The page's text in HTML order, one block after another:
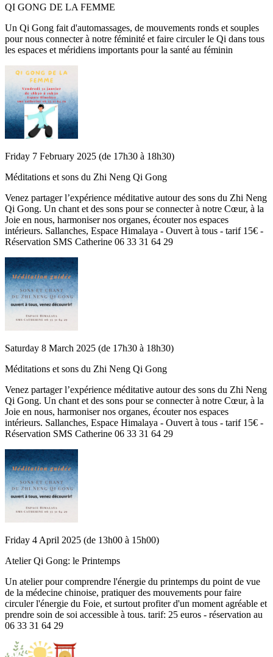
QI GONG DE LA FEMME
Un Qi Gong fait d'automassages, de mouvements ronds et souples
pour nous connecter à notre féminité et faire circuler le Qi dans tous
les espaces et méridiens importants pour la santé au féminin
Friday 7 February 2025 (de 17h30 à 18h30)
Méditations et sons du Zhi Neng Qi Gong
Venez partager l’expérience méditative autour des sons du Zhi Neng
Qi Gong. Un chant et des sons pour se connecter à notre Cœur, à la
Joie en nous, harmoniser nos organes, écouter nos espaces
intérieurs. Sallanches, Espace Himalaya - Ouvert à tous - tarif 15€ -
Réservation SMS Catherine 06 33 31 64 29
Saturday 8 March 2025 (de 17h30 à 18h30)
Méditations et sons du Zhi Neng Qi Gong
Venez partager l’expérience méditative autour des sons du Zhi Neng
Qi Gong. Un chant et des sons pour se connecter à notre Cœur, à la
Joie en nous, harmoniser nos organes, écouter nos espaces
intérieurs. Sallanches, Espace Himalaya - Ouvert à tous - tarif 15€ -
Réservation SMS Catherine 06 33 31 64 29
Friday 4 April 2025 (de 13h00 à 15h00)
Atelier Qi Gong: le Printemps
Un atelier pour comprendre l'énergie du printemps du point de vue
de la médecine chinoise, pratiquer des mouvements pour faire
circuler l'énergie du Foie, et surtout profiter d'un moment agréable et
prendre soin de soi accessible à tous. tarif: 25 euros - réservation au
06 33 31 64 29